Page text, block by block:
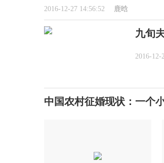
2016-12-27 14:56:52 鹿晗
九旬
2016-12-
中国农村征婚现状：一个